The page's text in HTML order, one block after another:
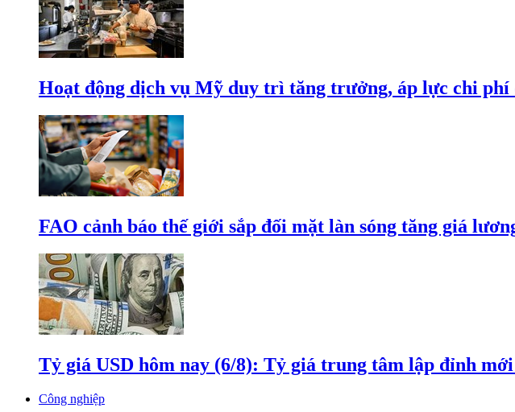
Hoạt động dịch vụ Mỹ duy trì tăng trưởng, áp lực chi phí
FAO cảnh báo thế giới sắp đối mặt làn sóng tăng giá
Tỷ giá USD hôm nay (6/8): Tỷ giá trung tâm lập đỉnh
Công nghiệp